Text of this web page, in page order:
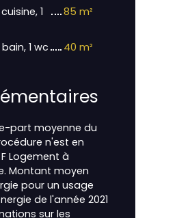
1
85 m²
1 wc 40 m²
part moyenne du
n'est en
Logement à
Montant moyen
pour un usage
de l'année 2021
sur les